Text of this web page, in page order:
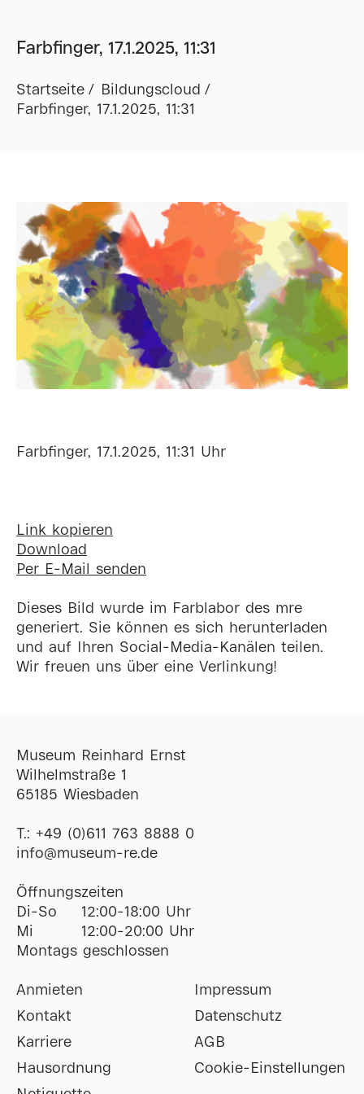
Farbfinger, 17.1.2025, 11:31
Startseite
Bildungscloud
Farbfinger, 17.1.2025, 11:31
Farbfinger, 17.1.2025, 11:31 Uhr
Link kopieren
Download
Per E-Mail senden
Dieses Bild wurde im Farblabor des mre
generiert. Sie können es sich herunterladen
und auf Ihren Social-Media-Kanälen teilen.
Wir freuen uns über eine Verlinkung!
Museum Reinhard Ernst
Wilhelmstraße 1
65185 Wiesbaden
T.: +49 (0)611 763 8888 0
ofni@museum-re de
Öffnungszeiten
Di-So
12:00-18:00 Uhr
Mi
12:00-20:00 Uhr
Montags geschlossen
Anmieten
Kontakt
Karriere
Hausordnung
Impressum
Datenschutz
AGB
Cookie-Einstellungen